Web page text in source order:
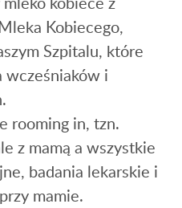
Kobiecego,
Szpitalu, które
wcześniaków i
rooming in, tzn.
z mamą a wszystkie
badania lekarskie i
mamie.